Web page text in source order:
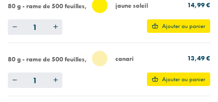
80 g - rame de 500 feuilles jaune soleil 14,99 €
Ajouter au panier
80 g - rame de 500 feuilles canari 13,49 €
Ajouter au panier